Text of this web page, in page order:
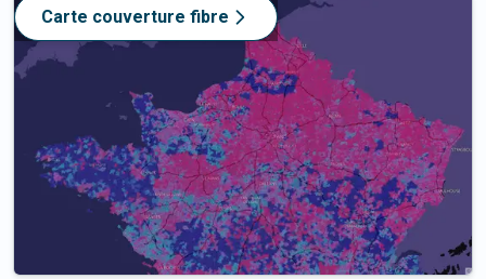
Carte couverture fibre